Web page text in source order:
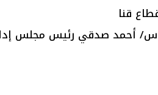
قنا
أحمد صدقي رئيس مجلس